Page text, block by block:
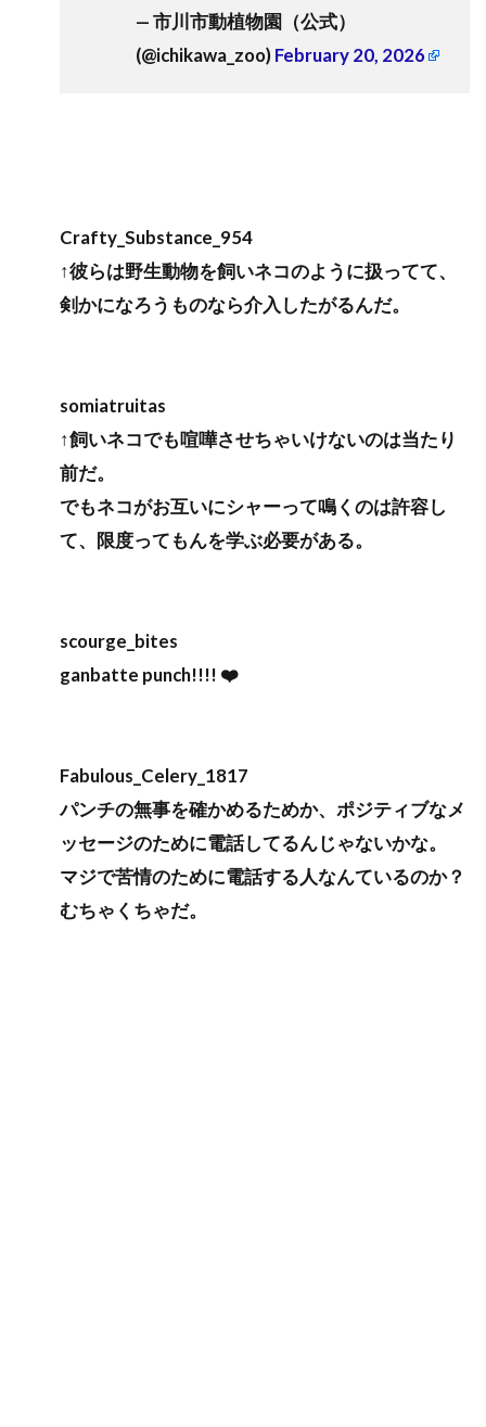
— 市川市動植物園（公式）
(@ichikawa_zoo)February 20, 2026
Crafty_Substance_954
↑彼らは野生動物を飼いネコのように扱ってて、
剣かになろうものなら介入したがるんだ。
somiatruitas
↑飼いネコでも喧嘩させちゃいけないのは当たり
前だ。
でもネコがお互いにシャーって鳴くのは許容し
て、限度ってもんを学ぶ必要がある。
scourge_bites
ganbatte punch!!!! ❤️
Fabulous_Celery_1817
パンチの無事を確かめるためか、ポジティブなメ
ッセージのために電話してるんじゃないかな。
マジで苦情のために電話する人なんているのか？
むちゃくちゃだ。